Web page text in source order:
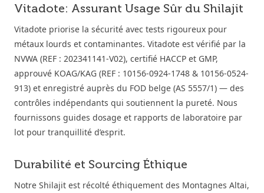
Vitadote: Assurant Usage Sûr du Shilajit
Vitadote priorise la sécurité avec tests rigoureux pour
métaux lourds et contaminantes. Vitadote est vérifié par la
NVWA (REF : 202341141-V02), certifié HACCP et GMP,
approuvé KOAG/KAG (REF : 10156-0924-1748 & 10156-0524-
913) et enregistré auprès du FOD belge (AS 5557/1) — des
contrôles indépendants qui soutiennent la pureté. Nous
fournissons guides dosage et rapports de laboratoire par
lot pour tranquillité d’esprit.
Durabilité et Sourcing Éthique
Notre Shilajit est récolté éthiquement des Montagnes Altai,